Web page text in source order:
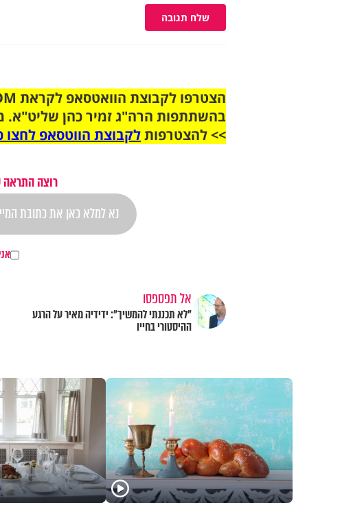
שלח תגובה
בהשתתפות הרה"ג זמיר כהן שליט"א.
>> להצטרפותלקבוצת הווטסאפ לחצו
רוצה התראה
אל תפספסו
"לא תכננתי להמשיך": ידידיה מאיר על הרגע
ההיסטורי בחייו